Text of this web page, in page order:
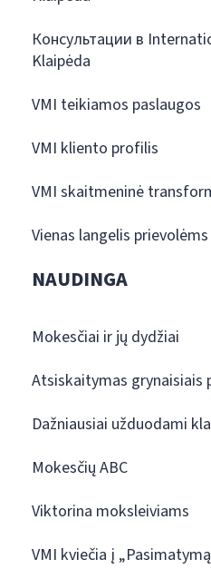
Консультации в
Klaipėda
VMI teikiamos paslaugos
VMI kliento profilis
VMI skaitmeninė
Vienas langelis
NAUDINGA
Mokesčiai ir jų dydžiai
Atsiskaitymas grynaisiais
Dažniausiai užduodami
Mokesčių ABC
Viktorina moksleiviams
VMI kviečia į